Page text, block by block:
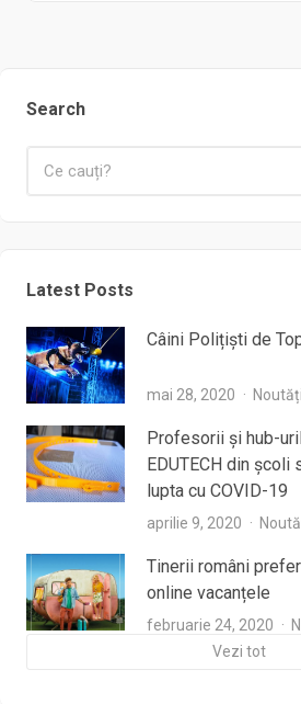
Search
Latest Posts
Câini Polițiști de
mai 28, 2020 Noutăți
Profesorii şi hub-
EDUTECH din
lupta cu COVID-19
aprilie 9, 2020
Tinerii români
online vacanțele
februarie 24, 2020
Vezi tot